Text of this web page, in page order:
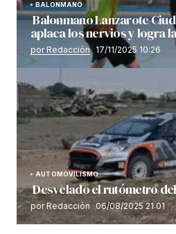
BALONMANO
Balonmano Lanzarote
aplaca los nervios y logra
por Redacción 17/11/2025 10:26
AUTOMOVILISMO
Desvelado el rutómetro
por Redacción 06/08/2025 21:01